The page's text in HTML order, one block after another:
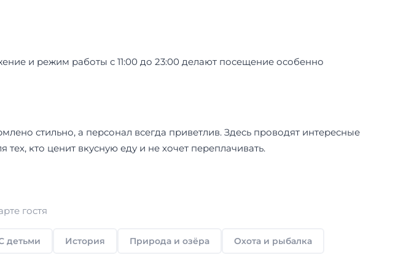
и режим работы с 11:00 до 23:00 делают посещение особенно
стильно, а персонал всегда приветлив. Здесь проводят интересные
кто ценит вкусную еду и не хочет переплачивать.
гостя
детьми История Природа и озёра Охота и рыбалка